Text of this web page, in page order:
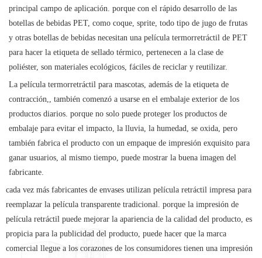
principal campo de aplicación. porque con el rápido desarrollo de las
botellas de bebidas PET, como coque, sprite, todo tipo de jugo de frutas
y otras botellas de bebidas necesitan una película termorretráctil de PET
para hacer la etiqueta de sellado térmico, pertenecen a la clase de
poliéster, son materiales ecológicos, fáciles de reciclar y reutilizar.
La película termorretráctil para mascotas, además de la etiqueta de
contracción,, también comenzó a usarse en el embalaje exterior de los
productos diarios. porque no solo puede proteger los productos de
embalaje para evitar el impacto, la lluvia, la humedad, se oxida, pero
también fabrica el producto con un empaque de impresión exquisito para
ganar usuarios, al mismo tiempo, puede mostrar la buena imagen del
fabricante.
cada vez más fabricantes de envases utilizan película retráctil impresa para
reemplazar la película transparente tradicional. porque la impresión de
película retráctil puede mejorar la apariencia de la calidad del producto, es
propicia para la publicidad del producto, puede hacer que la marca
comercial llegue a los corazones de los consumidores tienen una impresión